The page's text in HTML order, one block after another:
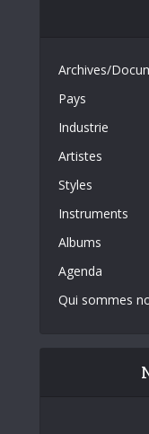
Archives/
Pays
Industrie
Artistes
Styles
Instruments
Albums
Agenda
Qui sommes